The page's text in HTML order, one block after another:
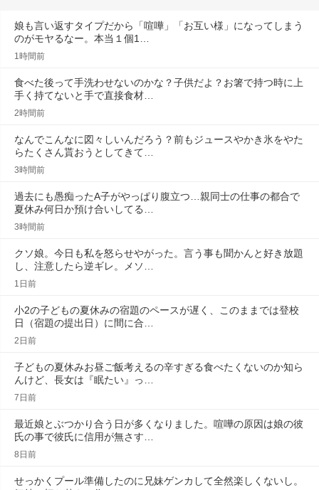
娘も言い返すタイプだから「喧嘩」「お互い様」になってしまう
のがモヤるなー。本当１個1…
1時間前
食べた後って手洗わせないのかな？子供だよ？お箸で持つ時に上
手く持てないと手で直接食材…
2時間前
なんでこんなに図々しいんだろう？前もジュースやかき氷をやた
らたくさん貰おうとしてきて…
3時間前
過去にも愚痴ったA子がやっぱり腹立つ…親同士の仕事の都合で
夏休み何日か預け合いしてる…
3時間前
クソ娘。今日も私を怒らせやがった。言う事も聞かんと好き放題
し、注意したら逆ギレ。メソ…
1日前
小2の子どもの夏休みの宿題のペースが遅く、このままでは登校
日（宿題の提出日）に間に合…
2日前
子どもの夏休みお昼ご飯考えるの辛すぎる食べたくないのか知ら
んけど、長女は『眠たい』っ…
7日前
最近娘とぶつかり合う日が多くなりました。喧嘩の原因は娘の彼
氏の事で彼氏に信用が無さす…
8日前
せっかくプール準備したのに兄妹ゲンカして全然楽しくないし。